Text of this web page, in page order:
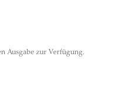
Ausgabe zur Verfügung.